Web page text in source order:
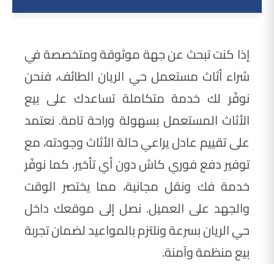
إذا كنت تبحث عن جهة موثوقة ومتخصصة في
شراء أثاث مستعمل حي الريان الطائف، فنحن
نوفّر لك خدمة متكاملة تساعدك على بيع
الأثاث المستعمل بسهولة وراحة تامة. نعتمد
على تقييم عادل يراعي حالة الأثاث وجودته، مع
توفير دفع فوري كاش دون أي تأخير. كما نوفّر
خدمة فك ونقل مجانية، مما يختصر الوقت
والجهد على العميل. نصل إلى موقعك داخل
حي الريان بسرعة ونلتزم بالمواعيد لضمان تجربة
بيع منظمة وآمنة.